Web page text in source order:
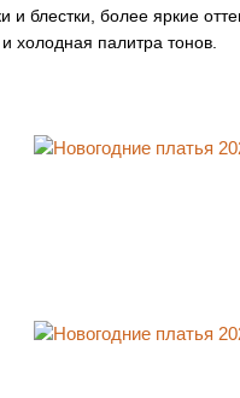
и блестки, более яркие
холодная палитра тонов.